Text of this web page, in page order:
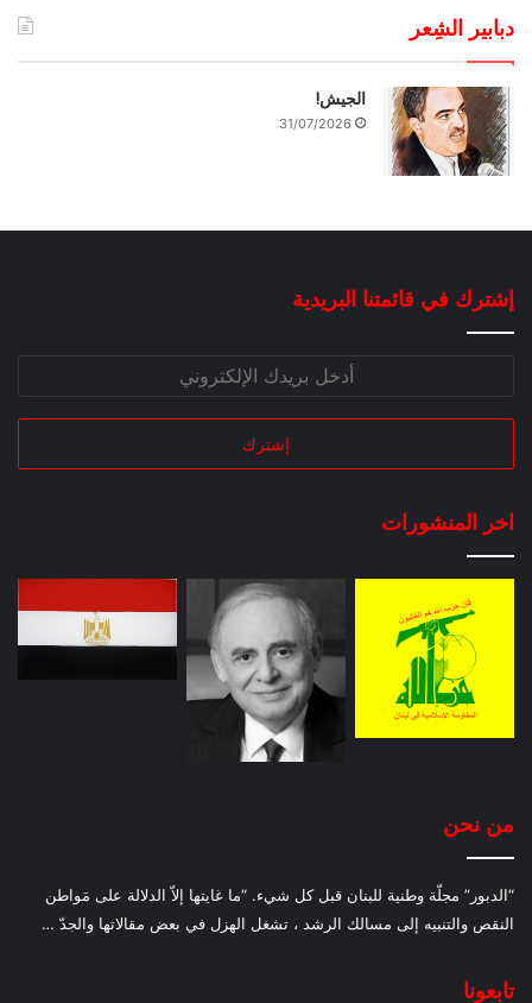
دبابير الشِعر
الجيش!
31/07/2026
إشترك في قائمتنا البريدية
اخر المنشورات
من نحن
“الدبور” مجلّة وطنية للبنان قبل كل شيء. “ما غايتها إلاّ الدلالة على مَواطن
النقص والتنبيه إلى مسالك الرشد ، تشغل الهزل في بعض مقالاتها والجدّ …
تابعونا